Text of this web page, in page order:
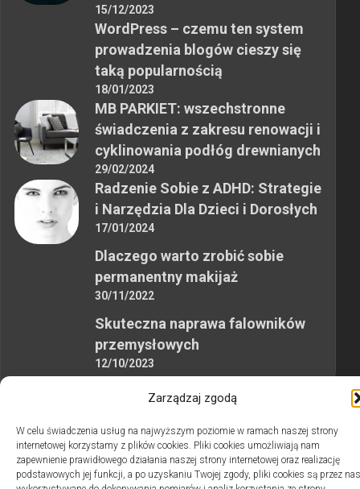
Zarządzaj zgodą
W celu świadczenia usług na najwyższym poziomie w ramach naszej strony
internetowej korzystamy z plików cookies. Pliki cookies umożliwiają nam
zapewnienie prawidłowego działania naszej strony internetowej oraz realizację
podstawowych jej funkcji, a po uzyskaniu Twojej zgody, pliki cookies są przez nas
15/12/2023
WordPress – czemu ten system
prowadzenia blogów cieszy się
taką popularnością
18/01/2023
MB PARKIET: wszechstronne
świadczenia z zakresu renowacji i
cyklinowania podłóg drewnianych
29/02/2024
Radzenie Sobie z ADHD: Strategie
i Narzędzia Dla Dzieci i Dorosłych
17/01/2024
Dlaczego warto zrobić sobie
permanentny makijaż
30/11/2022
Skuteczna naprawa falowników
przemysłowych
12/10/2023
2swiaty.pl © 2026. Wszelkie prawa zastrzeżone.